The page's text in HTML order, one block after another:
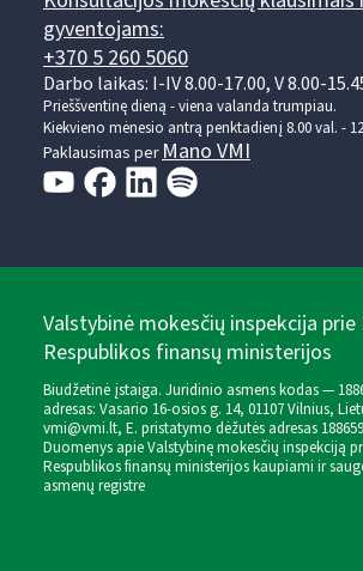
gyventojams:
+370 5 260 5060
Darbo laikas: I-IV 8.00-17.00, V 8.00-
Prieššventinę dieną - viena valanda trumpiau.
Kiekvieno mėnesio antrą penktadienį 8.00 val. -
Paklausimas perMano VMI
Valstybinė mokesčių inspekcija
Respublikos finansų ministerijos
Biudžetinė įstaiga. Juridinio asmens kodas —
adresas: Vasario 16-osios g. 14, 01107 Vilnius,
vmi@vmi.lt, E. pristatymo dėžutės adresas
Duomenys apie Valstybinę mokesčių inspekciją
Respublikos finansų ministerijos kaupiami ir
asmenų registre